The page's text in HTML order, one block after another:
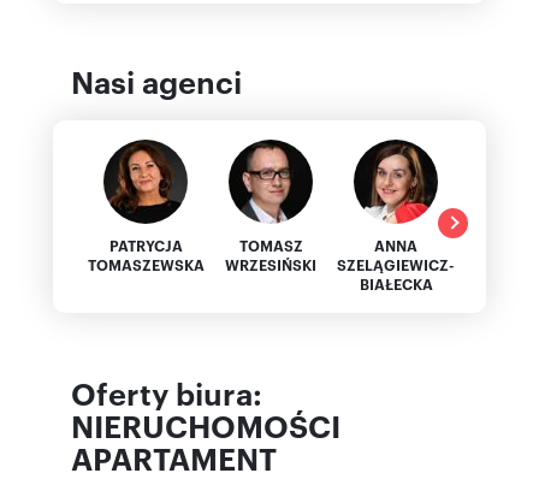
Nasi agenci
PATRYCJA
TOMASZEWSKA
TOMASZ
WRZESIŃSKI
ANNA
SZELĄGIEWICZ-
BIAŁECKA
Oferty biura:
NIERUCHOMOŚCI
APARTAMENT